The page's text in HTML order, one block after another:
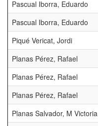
Pascual Iborra, Eduardo
Pascual Iborra, Eduardo
Piqué Vericat, Jordi
Planas Pérez, Rafael
Planas Pérez, Rafael
Planas Pérez, Rafael
Planas Salvador, M Victoria